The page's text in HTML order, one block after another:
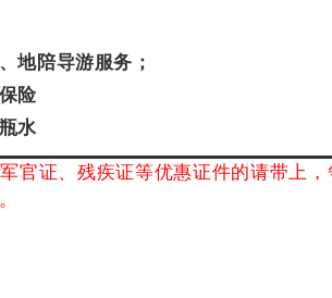
地陪导游服务；
险
水
官证、残疾证等优惠证件的请带上